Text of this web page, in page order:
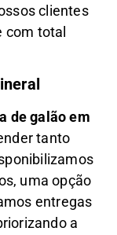
clientes
com total
de galão em
tanto
uma opção
entregas
a